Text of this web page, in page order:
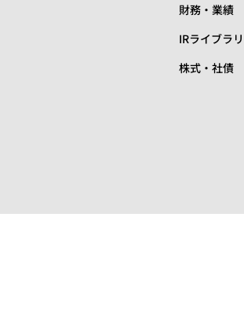
財務・業績
IRライブラリ
株式・社債